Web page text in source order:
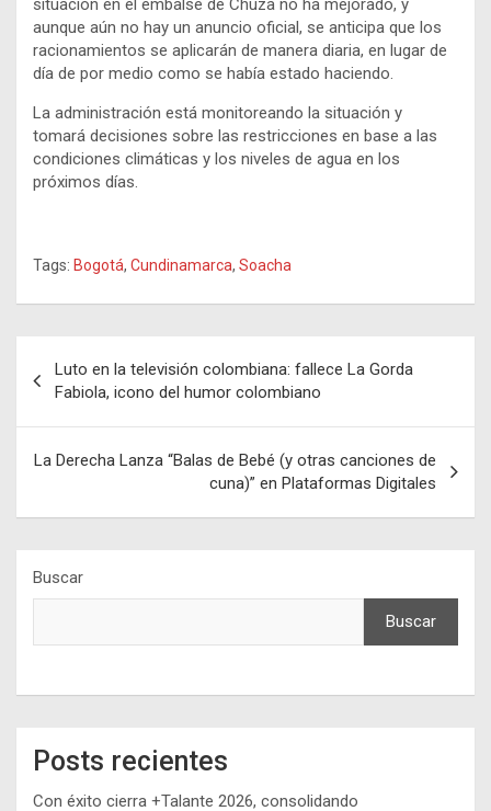
situación en el embalse de Chuza no ha mejorado, y
aunque aún no hay un anuncio oficial, se anticipa que los
racionamientos se aplicarán de manera diaria, en lugar de
día de por medio como se había estado haciendo.
La administración está monitoreando la situación y
tomará decisiones sobre las restricciones en base a las
condiciones climáticas y los niveles de agua en los
próximos días.
Tags: Bogotá, Cundinamarca, Soacha
de
entradas
Luto en la televisión colombiana: fallece La Gorda
Fabiola, icono del humor colombiano
La Derecha Lanza “Balas de Bebé (y otras canciones de
cuna)” en Plataformas Digitales
Buscar
Buscar
Posts recientes
Con éxito cierra +Talante 2026, consolidando